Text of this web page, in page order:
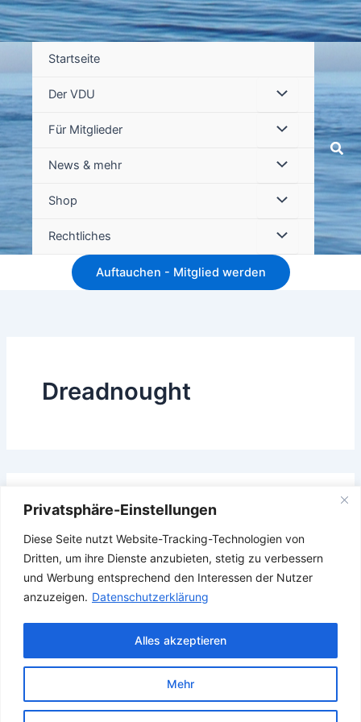
Privatsphäre-Einstellungen
Diese Seite nutzt Website-Tracking-Technologien von
Dritten, um ihre Dienste anzubieten, stetig zu verbessern
und Werbung entsprechend den Interessen der Nutzer
anzuzeigen. Datenschutzerklärung
Mehr
Alles akzeptieren
Startseite
Der VDU
Für Mitglieder
News & mehr
Shop
Rechtliches
Auftauchen - Mitglied werden
Dreadnought
Das Gesuchte konnte leider nicht gefunden werden.
Vielleicht hilft die Suchfunktion.
Suchen
nach:
Copyright © 2026 Verband Deutscher Ubootfahrer e.V.